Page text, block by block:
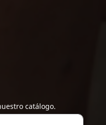
catálogo.